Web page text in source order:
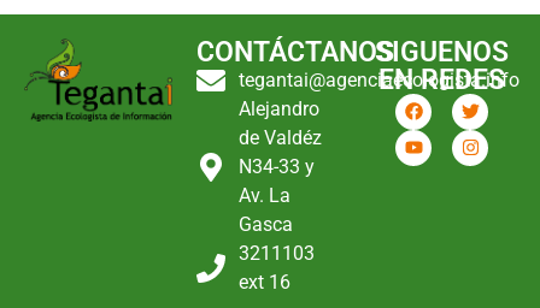
CONTÁCTANOS
tegantai@agenciaecologista.info
Alejandro
de Valdéz
N34-33 y
Av. La
Gasca
3211103
ext 16
SIGUENOS
EN REDES